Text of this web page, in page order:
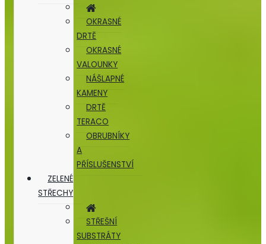
OKRASNÉ
DRTĚ
OKRASNÉ
VALOUNKY
NÁŠLAPNÉ
KAMENY
DRTĚ
TERACO
OBRUBNÍKY
A
PŘÍSLUŠENSTVÍ
ZELENÉ
STŘECHY
STŘEŠNÍ
SUBSTRÁTY